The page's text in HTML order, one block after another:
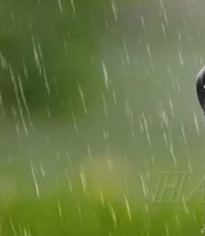
có công suất nào?
mini có ảnh hưởng đến
góc chiếu phù hợp cho từng